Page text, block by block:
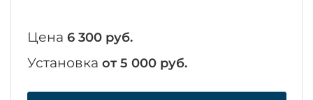
Цена 6 300 руб.
Установка от 5 000 руб.